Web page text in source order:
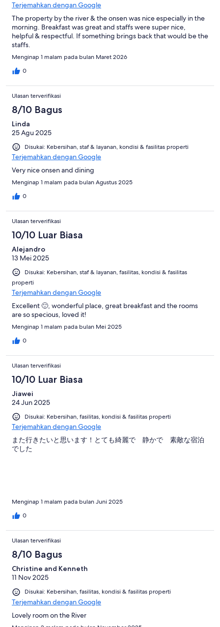
Terjemahkan dengan Google
The property by the river & the onsen was nice especially in the
morning. Breakfast was great and staffs were super nice,
helpful & respectful. If something brings back that would be the
staffs.
Menginap 1 malam pada bulan Maret 2026
0
Ulasan terverifikasi
8/10 Bagus
Linda
25 Agu 2025
Disukai: Kebersihan, staf & layanan, kondisi & fasilitas properti
Terjemahkan dengan Google
Very nice onsen and dining
Menginap 1 malam pada bulan Agustus 2025
0
Ulasan terverifikasi
10/10 Luar Biasa
Alejandro
13 Mei 2025
Disukai: Kebersihan, staf & layanan, fasilitas, kondisi & fasilitas
properti
Terjemahkan dengan Google
Excellent 🙂, wonderful place, great breakfast and the rooms
are so specious, loved it!
Menginap 1 malam pada bulan Mei 2025
0
Ulasan terverifikasi
10/10 Luar Biasa
Jiawei
24 Jun 2025
Disukai: Kebersihan, fasilitas, kondisi & fasilitas properti
Terjemahkan dengan Google
また行きたいと思います！とても綺麗で 静かで 素敵な宿泊
でした
Menginap 1 malam pada bulan Juni 2025
0
Ulasan terverifikasi
8/10 Bagus
Christine and Kenneth
11 Nov 2025
Disukai: Kebersihan, fasilitas, kondisi & fasilitas properti
Terjemahkan dengan Google
Lovely room on the River